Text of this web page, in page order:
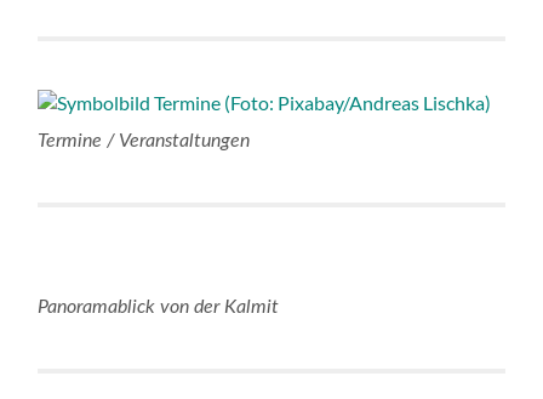
Termine / Veranstaltungen
Panoramablick von der Kalmit